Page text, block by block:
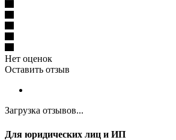
Нет оценок
Оставить отзыв
Загрузка отзывов...
Для юридических лиц и ИП